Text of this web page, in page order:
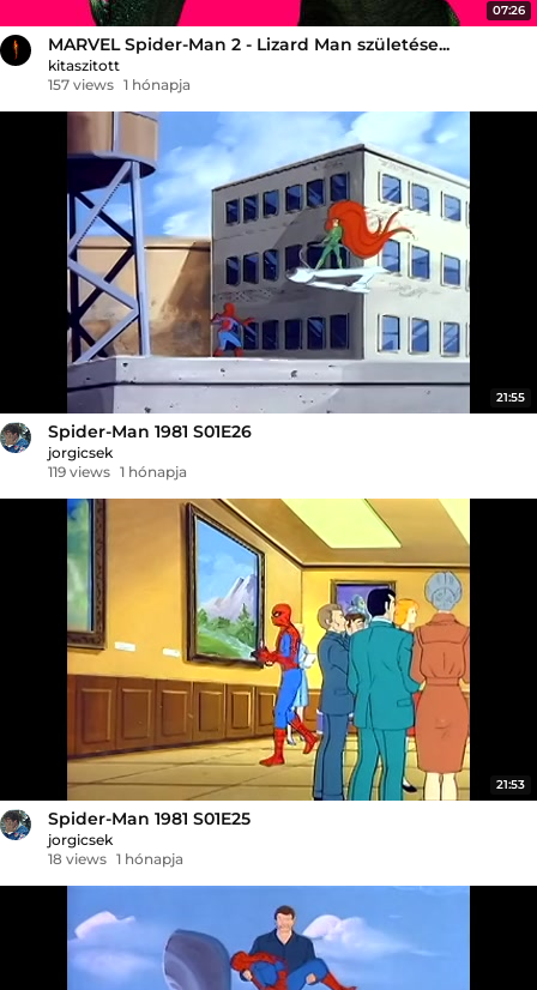
07:26
MARVEL Spider-Man 2 - Lizard Man születése...
kitaszitott
157 views 1 hónapja
21:55
Spider-Man 1981 S01E26
jorgicsek
119 views 1 hónapja
21:53
Spider-Man 1981 S01E25
jorgicsek
18 views 1 hónapja